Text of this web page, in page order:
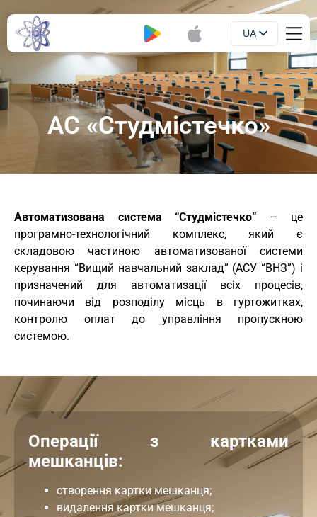
UA
EN
АС «Студмістечко»
Автоматизована система “Студмістечко” – це
програмно-технологічний комплекс, який є
складовою частиною автоматизованої системи
керування “Вищий навчальний заклад” (АСУ “ВНЗ”) і
призначений для автоматизації всіх процесів,
починаючи від розподілу місць в гуртожитках,
контролю оплат до управління пропускною
системою.
Операції з картками
мешканців:
створення картки мешканця;
видалення картки мешканця;